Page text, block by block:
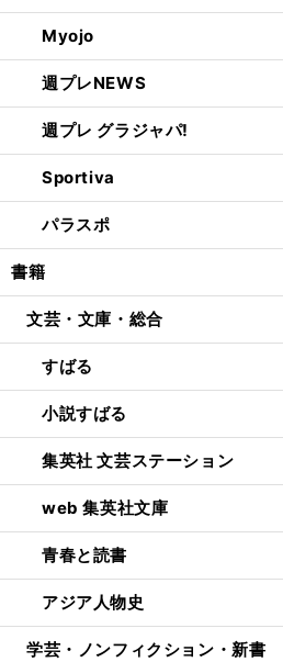
Myojo
週プレNEWS
週プレ グラジャパ!
Sportiva
パラスポ
書籍
文芸・文庫・総合
すばる
小説すばる
集英社 文芸ステーション
web 集英社文庫
青春と読書
アジア人物史
学芸・ノンフィクション・新書